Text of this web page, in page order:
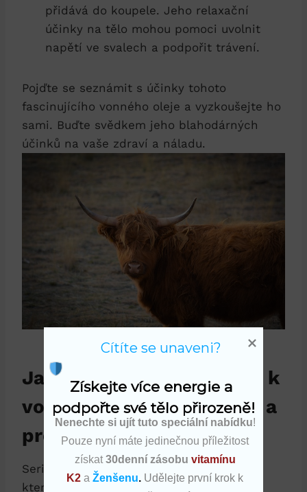
přidává do koupele. Jeho relaxační
účinky na tělo mohou pomoci uvolnit
napětí ve svalech a podpořit trávení.
Pojďte se seznámit s účinky tohoto
fascinujícího vonného oleje a vyzkoušejte ho
sami. Buďte svědkem jeho blahodárných
účinků na vaše zdraví a náladu.
Jak správně používat seri k
voní na maximální účinek a
prospěch?
Seri k voní je tradiční bylinný přípravek,
který se využívá nejen pro svůj příjemný
Získejte více energie a
podpořte své tělo přirozeně!
Nenechte si ujít tuto speciální nabídku!
Pouze nyní máte jedinečnou příležitost
získat 30denní zásobu vitamínu
K2 aŽenšenu. Udělejte první krok k
Cítíte se unaveni?